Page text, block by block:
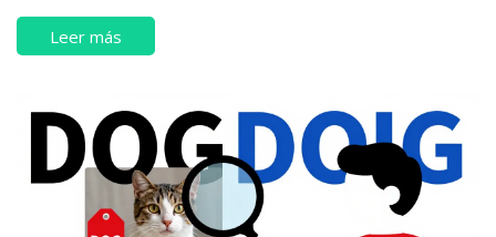
Leer más